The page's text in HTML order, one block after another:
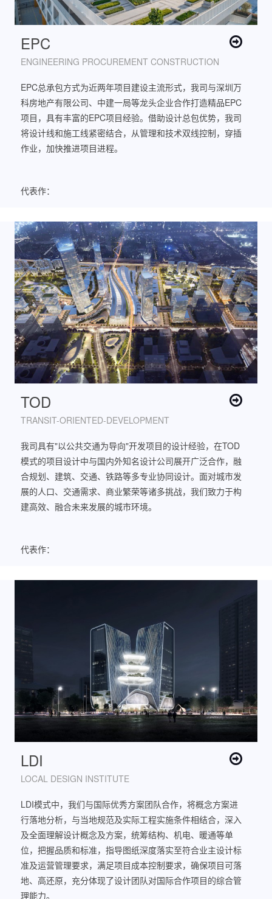
EPC
ENGINEERING PROCUREMENT CONSTRUCTION
EPC总承包方式为近两年项目建设主流形式，我司与深圳万
科房地产有限公司、中建一局等龙头企业合作打造精品EPC
项目，具有丰富的EPC项目经验。借助设计总包优势，我司
将设计线和施工线紧密结合，从管理和技术双线控制，穿插
作业，加快推进项目进程。
代表作：
深圳技术大学幼儿园
奥园翡翠东湾配套幼儿园
心海城配套幼儿园
TOD
TRANSIT-ORIENTED-DEVELOPMENT
我司具有"以公共交通为导向"开发项目的设计经验，在TOD
模式的项目设计中与国内外知名设计公司展开广泛合作，融
合规划、建筑、交通、铁路等多专业协同设计。面对城市发
展的人口、交通需求、商业繁荣等诸多挑战，我们致力于构
建高效、融合未来发展的城市环境。
代表作：
LDI
LOCAL DESIGN INSTITUTE
LDI模式中，我们与国际优秀方案团队合作，将概念方案进
行落地分析，与当地规范及实际工程实施条件相结合，深入
及全面理解设计概念及方案，统筹结构、机电、暖通等单
位，把握品质和标准，指导图纸深度落实至符合业主设计标
准及运营管理要求，满足项目成本控制要求，确保项目可落
地、高还原，充分体现了设计团队对国际合作项目的综合管
理能力。